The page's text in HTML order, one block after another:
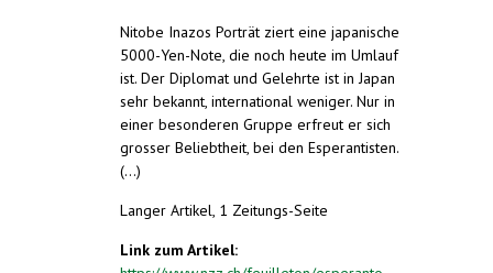
Nitobe Inazos Porträt ziert eine japanische
5000-Yen-Note, die noch heute im Umlauf
ist. Der Diplomat und Gelehrte ist in Japan
sehr bekannt, international weniger. Nur in
einer besonderen Gruppe erfreut er sich
grosser Beliebtheit, bei den Esperantisten.
(...)
Langer Artikel, 1 Zeitungs-Seite
Link zum Artikel: